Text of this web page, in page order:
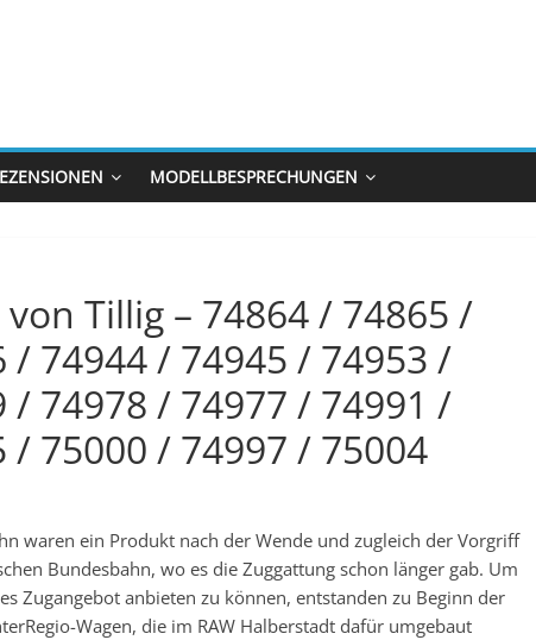
MODELLBESPRECHUNGEN
Tillig – 74864 / 74865 /
/ 74944 / 74945 / 74953 /
/ 74978 / 74977 / 74991 /
75000 / 74997 / 75004
waren ein Produkt nach der Wende und zugleich der Vorgriff
Bundesbahn, wo es die Zuggattung schon länger gab. Um
Zugangebot anbieten zu können, entstanden zu Beginn der
Wagen, die im RAW Halberstadt dafür umgebaut